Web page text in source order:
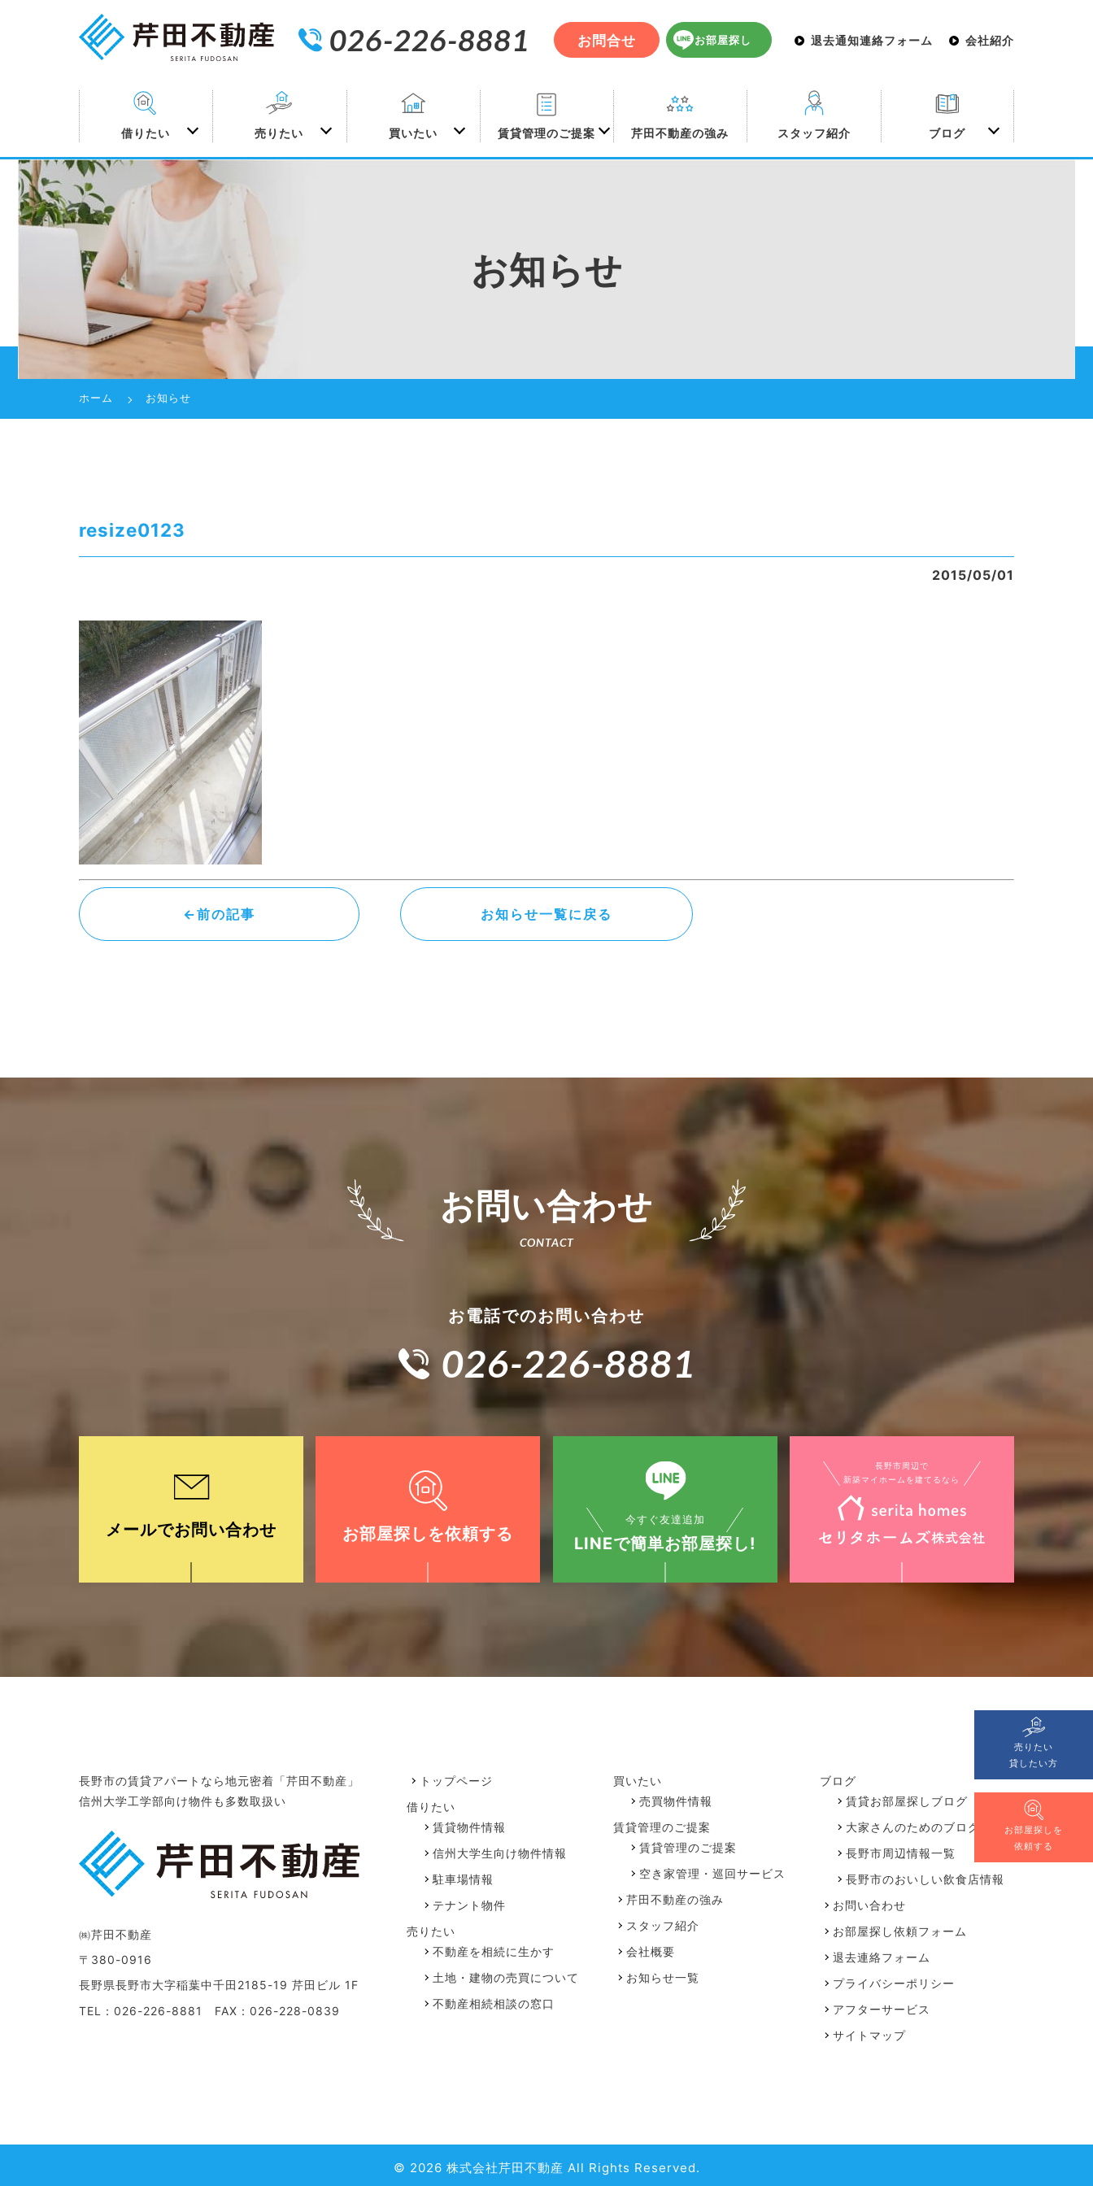
026-226-8881 お問合せ お部屋探し 退去通知連絡フォーム 会社紹介
借りたい 売りたい 買いたい 賃貸管理のご提案 芹田不動産の強み スタッフ紹介 ブログ
売りたい
貸したい方
お部屋探しを
依頼する
お知らせ
ホーム お知らせ
resize0123
2015/05/01
←前の記事 お知らせ一覧に戻る
お問い合わせ
お電話でのお問い合わせ
026-226-8881
メールでお問い合わせ お部屋探しを依頼する
今すぐ友達追加
LINEで簡単お部屋探し!
長野市周辺で
新築マイホームを建てるなら
長野市の賃貸アパートなら地元密着「芹田不動産」
信州大学工学部向け物件も多数取扱い
㈱芹田不動産
〒380-0916
長野県長野市大字稲葉中千田2185-19 芹田ビル 1F
TEL：026-226-8881 FAX：026-228-0839
トップページ
借りたい
賃貸物件情報
信州大学生向け物件情報
駐車場情報
テナント物件
売りたい
不動産を相続に生かす
土地・建物の売買について
不動産相続相談の窓口
買いたい
売買物件情報
賃貸管理のご提案
賃貸管理のご提案
空き家管理・巡回サービス
芹田不動産の強み
スタッフ紹介
会社概要
お知らせ一覧
ブログ
賃貸お部屋探しブログ
大家さんのためのブログ
長野市周辺情報一覧
長野市のおいしい飲食店情報
お問い合わせ
お部屋探し依頼フォーム
退去連絡フォーム
プライバシーポリシー
アフターサービス
サイトマップ
© 2026 株式会社芹田不動産 All Rights Reserved.